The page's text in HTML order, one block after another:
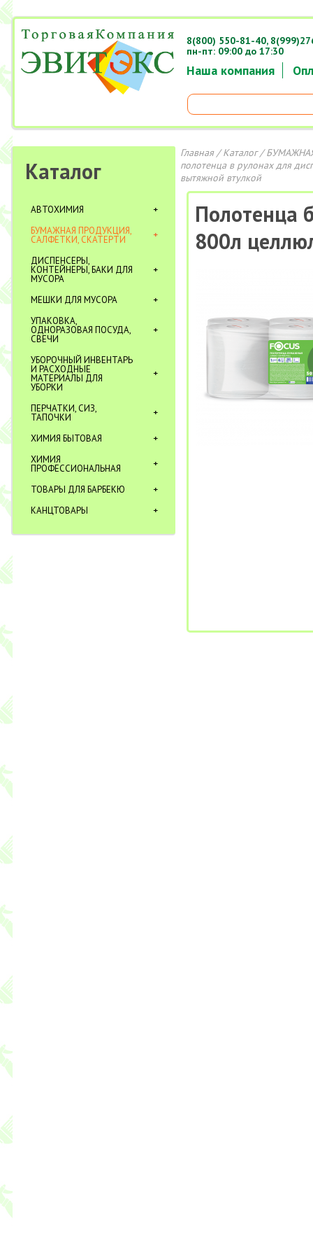
Наша компания
8(800) 550-81-40,
пн-пт: 09:00 до 17:30
Каталог
АВТОХИМИЯ
БУМАЖНАЯ ПРОДУКЦИЯ,
САЛФЕТКИ, СКАТЕРТИ
ДИСПЕНСЕРЫ,
КОНТЕЙНЕРЫ, БАКИ ДЛЯ
МУСОРА
МЕШКИ ДЛЯ МУСОРА
УПАКОВКА,
ОДНОРАЗОВАЯ ПОСУДА,
СВЕЧИ
УБОРОЧНЫЙ ИНВЕНТАРЬ
И РАСХОДНЫЕ
МАТЕРИАЛЫ ДЛЯ
УБОРКИ
ПЕРЧАТКИ, СИЗ,
ТАПОЧКИ
ХИМИЯ БЫТОВАЯ
ХИМИЯ
ПРОФЕССИОНАЛЬНАЯ
ТОВАРЫ ДЛЯ БАРБЕКЮ
КАНЦТОВАРЫ
Главная/Каталог/
полотенца в рулонах для
вытяжной втулкой
Полотенца
800л